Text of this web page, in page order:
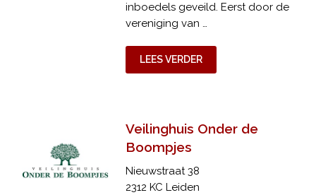
inboedels geveild. Eerst door de
vereniging van …
LEES VERDER
Veilinghuis Onder de
Boompjes
Nieuwstraat 38
2312 KC Leiden